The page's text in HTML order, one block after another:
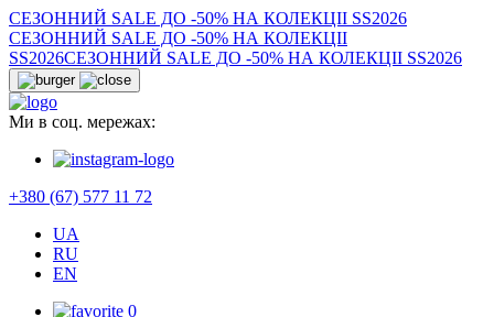
СЕЗОННИЙ SALE ДО -50% НА КОЛЕКЦІІ SS2026
СЕЗОННИЙ SALE ДО -50% НА КОЛЕКЦІІ
SS2026СЕЗОННИЙ SALE ДО -50% НА КОЛЕКЦІІ SS2026
Ми в соц. мережах:
+380 (67) 577 11 72
UA
RU
EN
0